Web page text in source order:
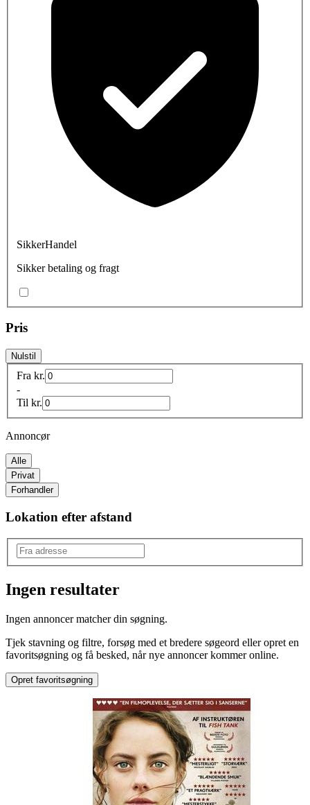
SikkerHandel
Sikker betaling og fragt
Pris
Nulstil
Fra kr.
-
Til kr.
Annoncør
Alle
Privat
Forhandler
Lokation efter afstand
Ingen resultater
Ingen annoncer matcher din søgning.
Tjek stavning og filtre, forsøg med et bredere søgeord eller opret en
favoritsøgning og få besked, når nye annoncer kommer online.
Opret favoritsøgning